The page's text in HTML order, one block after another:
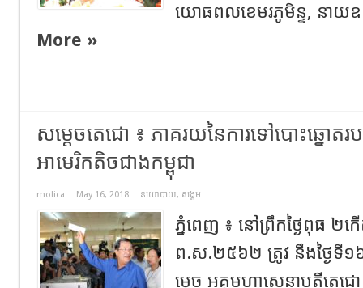
យោធពលខេមរភូមិន្ទ, នាយ
More »
សម្តេចតេជោ ៖ ភាគរយនៃការទៅបោះឆ្នោ
អាមេរិកតិចជាងកម្ពុជា
molica May 16, 2018 នយោបាយ, សង្គម
ភ្នំពេញ ៖ នៅព្រឹកថ្ងៃពុធ ២ក
ព.ស.២៥៦២ ត្រូវ នឹងថ្ងៃទី
ម្តេច អគ្គមហាសេនាបតីតេជ